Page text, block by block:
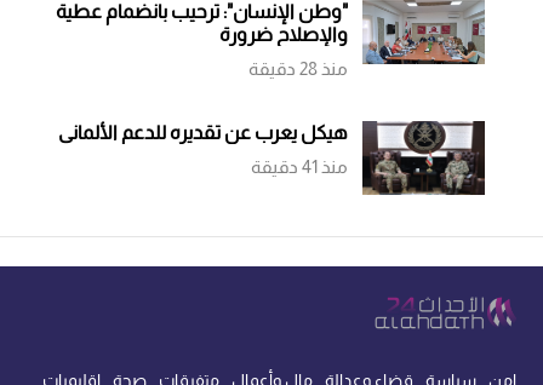
"وطن الإنسان": ترحيب بانضمام عطية
والإصلاح ضرورة
منذ 28 دقيقة
هيكل يعرب عن تقديره للدعم الألماني
منذ 41 دقيقة
امن سياسة قضاء وعدالة مال وأعمال متفرقات صحة اقليميات